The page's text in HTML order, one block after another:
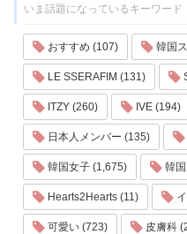
いま話題になっているキーワード
おすすめ (107) 韓国
LE SSERAFIM (131)
ITZY (260) IVE (194)
日本人メンバー (135)
韓国女子 (1,675) 韓
Hearts2Hearts (11)
可愛い (723) 皮膚科